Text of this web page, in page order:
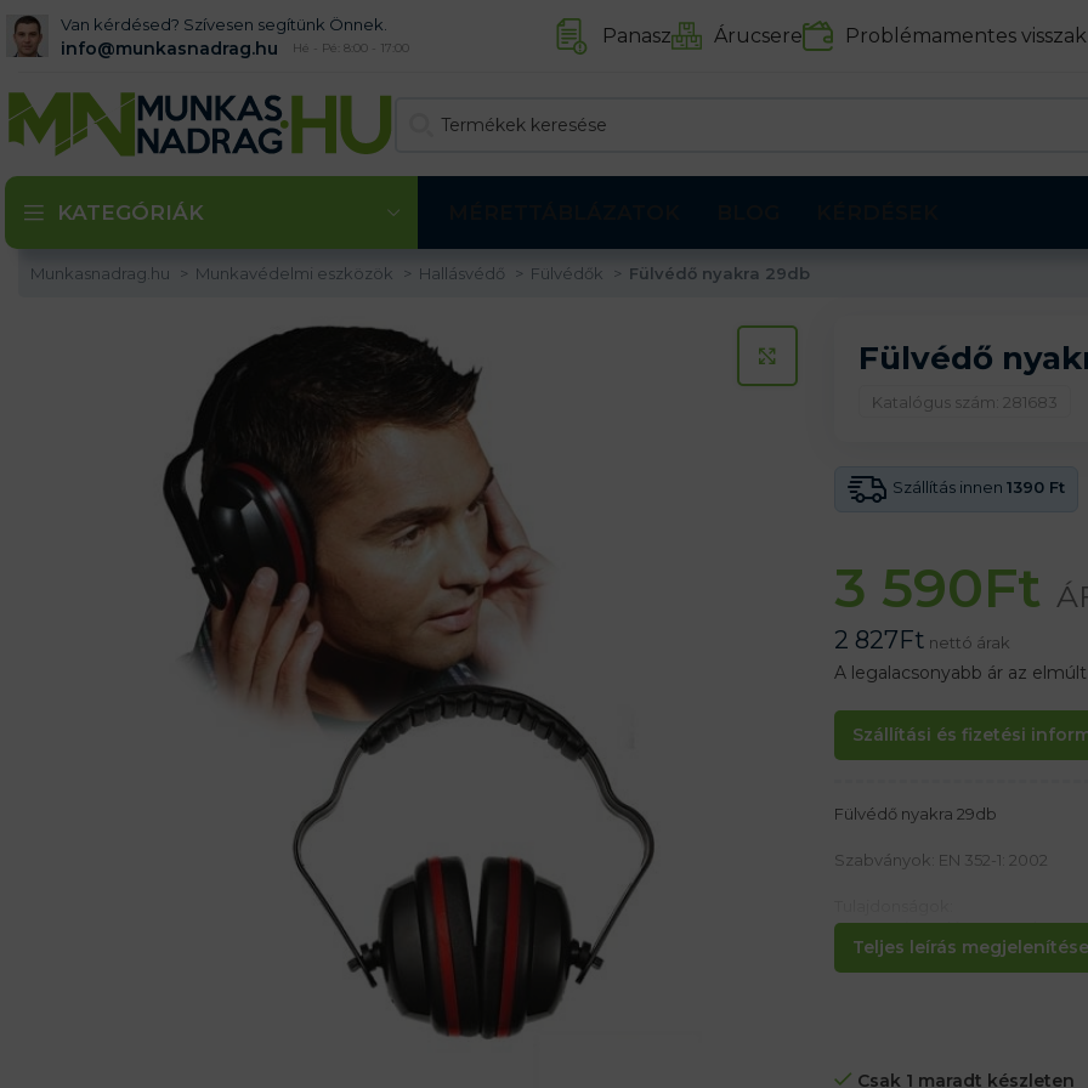
Van kérdésed? Szívesen segítünk Önnek.
info@munkasnadrag.hu Hé - Pé: 8:00 - 17:00 Panasz Árucsere Problémamentes
KATEGÓRIÁK
Munkasnadrag.hu Munkavédelmi eszközök Hallásvédő Fülvédők Fülvédő nyakra 29db
KATTINTS A KINAGYÍTÁSHOZ
Fülvédő
Katalógus szám: 281683
Szállítás innen 1390 Ft
3 590Ft
2 827Ft nettó árak
A legalacsonyabb ár az
Szállítási és fizetési
Teljes leírás
Fülvédő nyakra 29db
Szabványok: EN 352-1: 2002
– Hangszigetelés: H = 32 dB, M =
– A párnázott fülcseppek
– Állítható ívhossz
Csak 1 maradt készleten